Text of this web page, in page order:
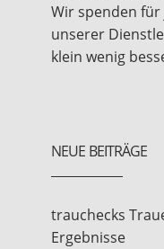
Wir spenden
unserer
klein wenig
NEUE BEITRÄGE
trauchecks
Ergebnisse